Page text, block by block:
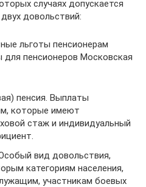
случаях допускается
довольствий:
льготы пенсионерам
пенсионеров Московская
пенсия. Выплаты
которые имеют
стаж и индивидуальный
вид довольствия,
категориям населения,
участникам боевых